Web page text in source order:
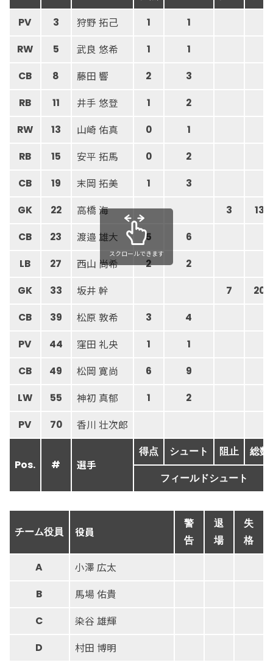
PV 3 狩野 拓己 1 1
RW 5 武良 悠希 1 1
CB 8 藤田 響 2 3
RB 11 井手 悠登 1 2
RW 13 山崎 佑真 0 1
RB 15 安平 拓馬 0 2
CB 19 末岡 拓美 1 3
GK 22 高橋 海 3 13
CB 23 渡邉 雄大 5 6
LB 27 西山 尚希 2 2
GK 33 坂井 幹 7 20
CB 39 松原 敦希 3 4
PV 44 窪田 礼央 1 1
CB 49 松岡 寛尚 6 9
LW 55 神初 真郁 1 2
PV 70 香川 壮次郎
Pos. # 選手
得点 シュート 阻止 総数
フィールドシュート
スクロールできます
チーム役員 役員
警
告
退
場
失
格
A 小澤 広太
B 馬場 佑貴
C 染谷 雄輝
D 村田 博明